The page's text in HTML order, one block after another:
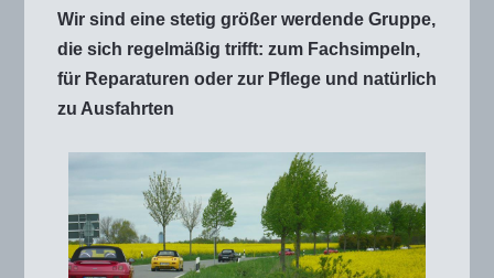
Wir sind eine stetig größer werdende Gruppe,
die sich regelmäßig trifft: zum Fachsimpeln,
für Reparaturen oder zur Pflege und natürlich
zu Ausfahrten